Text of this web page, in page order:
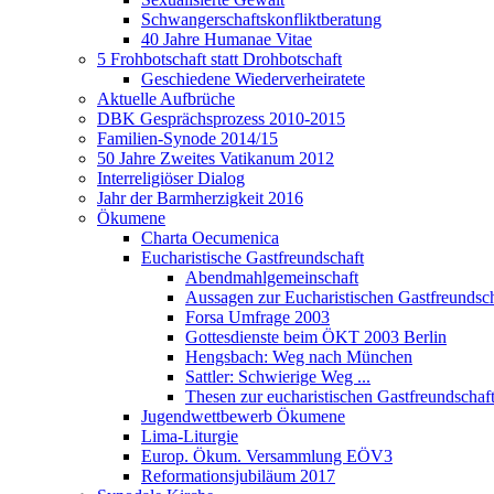
Schwangerschaftskonfliktberatung
40 Jahre Humanae Vitae
5 Frohbotschaft statt Drohbotschaft
Geschiedene Wiederverheiratete
Aktuelle Aufbrüche
DBK Gesprächsprozess 2010-2015
Familien-Synode 2014/15
50 Jahre Zweites Vatikanum 2012
Interreligiöser Dialog
Jahr der Barmherzigkeit 2016
Ökumene
Charta Oecumenica
Eucharistische Gastfreundschaft
Abendmahlgemeinschaft
Aussagen zur Eucharistischen
Forsa Umfrage 2003
Gottesdienste beim ÖKT 2003 Berlin
Hengsbach: Weg nach München
Sattler: Schwierige Weg ...
Thesen zur eucharistischen Gastfreundschaft
Jugendwettbewerb Ökumene
Lima-Liturgie
Europ. Ökum. Versammlung EÖV3
Reformationsjubiläum 2017